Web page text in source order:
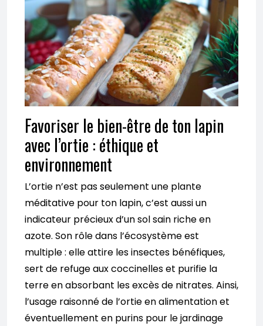
Favoriser le bien-être de ton lapin
avec l’ortie : éthique et
environnement
L’ortie n’est pas seulement une plante
méditative pour ton lapin, c’est aussi un
indicateur précieux d’un sol sain riche en
azote. Son rôle dans l’écosystème est
multiple : elle attire les insectes bénéfiques,
sert de refuge aux coccinelles et purifie la
terre en absorbant les excès de nitrates. Ainsi,
l’usage raisonné de l’ortie en alimentation et
éventuellement en purins pour le jardinage